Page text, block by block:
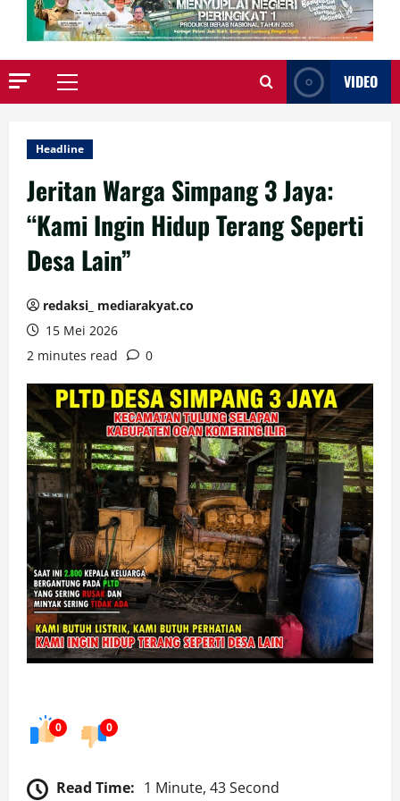
Primary
VIDEO
Headline
Jeritan Warga Simpang 3 Jaya:
“Kami Ingin Hidup Terang Seperti
Desa Lain”
redaksi_ mediarakyat.co
15 Mei 2026
2 minutes read
0
0 0
Read Time: 1 Minute, 43 Second